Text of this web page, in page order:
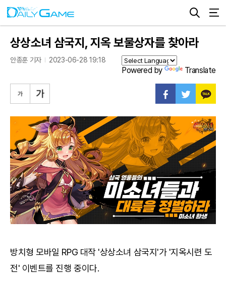
상상소녀 삼국지, 지옥 보물상자를 찾아라
안종훈 기자 2023-06-28 19:18
Powered by Translate
방치형 모바일 RPG 대작 '상상소녀 삼국지'가 '지옥시련 도
전' 이벤트를 진행 중이다.